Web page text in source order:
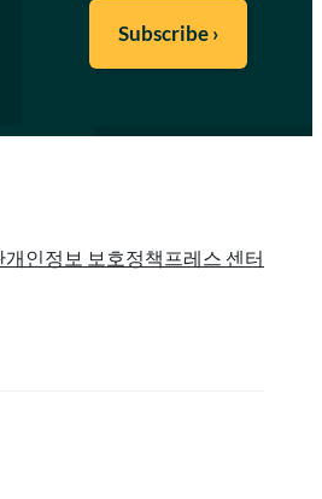
개인정보 보호정책 프레스 센터